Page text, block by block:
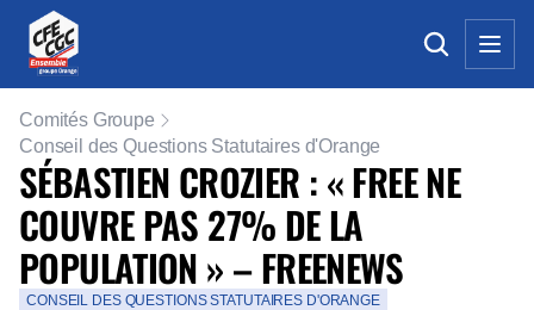
Comités Groupe
Conseil des Questions Statutaires d'Orange
SÉBASTIEN CROZIER : « FREE NE
COUVRE PAS 27% DE LA
POPULATION » – FREENEWS
CONSEIL DES QUESTIONS STATUTAIRES D'ORANGE